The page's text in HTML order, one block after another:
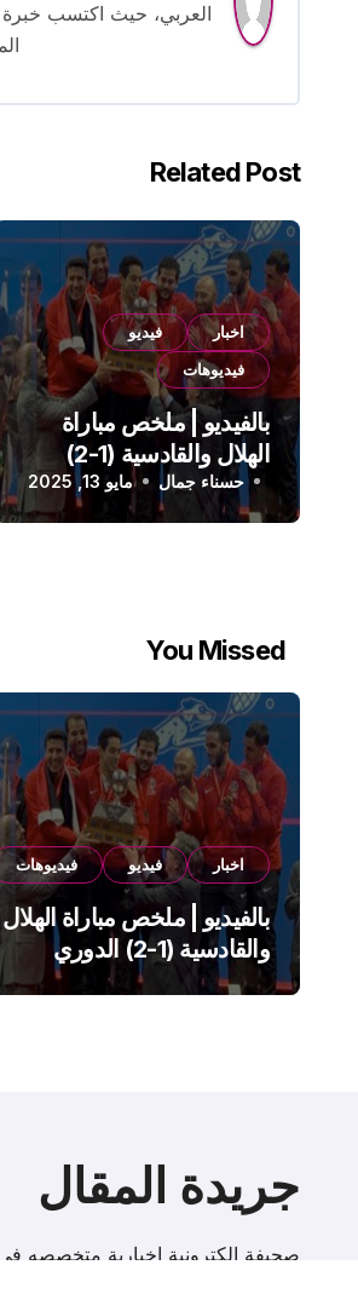
العربي، حيث اكتسب خبرة
Related Post
اخبار
فيديو
فيديوهات
بالفيديو | ملخص مباراة
الهلال والقادسية (1-2)
الدوري السعودي
حسناء جمال مايو 13, 2025
You Missed
اخبار فيديو فيديوهات
بالفيديو | ملخص مباراة الهلال
والقادسية (1-2) الدوري
السعودي
جريدة المقال
صحيفة إلكترونية اخبارية متخصصه فى